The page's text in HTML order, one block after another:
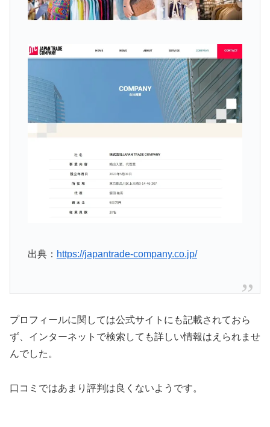
出典： https://japantrade-company.co.jp/
プロフィールに関しては公式サイトにも記載されておら
ず、インターネットで検索しても詳しい情報はえられませ
んでした。
口コミではあまり評判は良くないようです。